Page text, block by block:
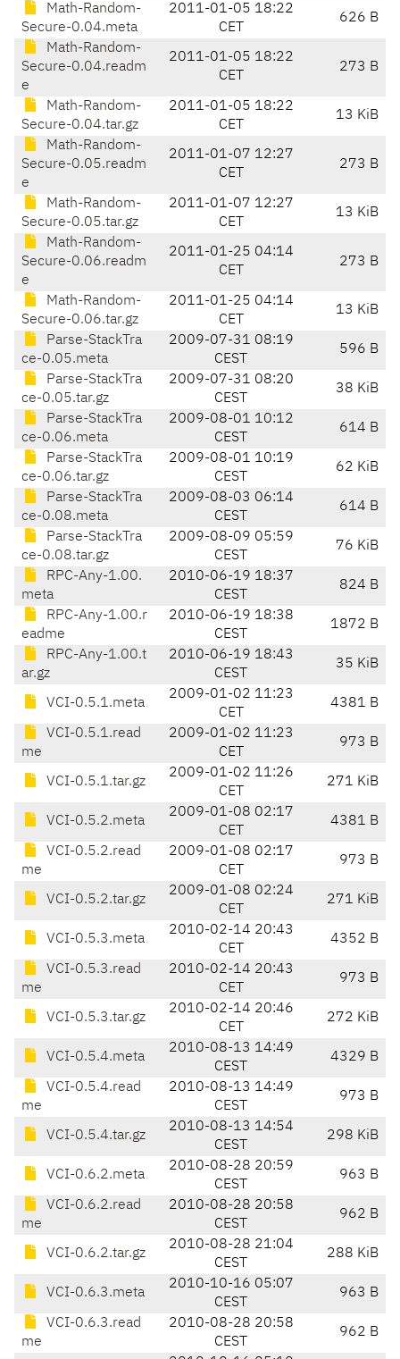
Math-Random-
Secure-0.04.meta
2011-01-05 18:22
CET
626 B
Math-Random-
Secure-0.04.readm
e
2011-01-05 18:22
CET
273 B
Math-Random-
Secure-0.04.tar.gz
2011-01-05 18:22
CET
13 KiB
Math-Random-
Secure-0.05.readm
e
2011-01-07 12:27
CET
273 B
Math-Random-
Secure-0.05.tar.gz
2011-01-07 12:27
CET
13 KiB
Math-Random-
Secure-0.06.readm
e
2011-01-25 04:14
CET
273 B
Math-Random-
Secure-0.06.tar.gz
2011-01-25 04:14
CET
13 KiB
Parse-StackTra
ce-0.05.meta
2009-07-31 08:19
CEST
596 B
Parse-StackTra
ce-0.05.tar.gz
2009-07-31 08:20
CEST
38 KiB
Parse-StackTra
ce-0.06.meta
2009-08-01 10:12
CEST
614 B
Parse-StackTra
ce-0.06.tar.gz
2009-08-01 10:19
CEST
62 KiB
Parse-StackTra
ce-0.08.meta
2009-08-03 06:14
CEST
614 B
Parse-StackTra
ce-0.08.tar.gz
2009-08-09 05:59
CEST
76 KiB
RPC-Any-1.00.
meta
2010-06-19 18:37
CEST
824 B
RPC-Any-1.00.r
eadme
2010-06-19 18:38
CEST
1872 B
RPC-Any-1.00.t
ar.gz
2010-06-19 18:43
CEST
35 KiB
VCI-0.5.1.meta
2009-01-02 11:23
CET
4381 B
VCI-0.5.1.read
me
2009-01-02 11:23
CET
973 B
VCI-0.5.1.tar.gz
2009-01-02 11:26
CET
271 KiB
VCI-0.5.2.meta
2009-01-08 02:17
CET
4381 B
VCI-0.5.2.read
me
2009-01-08 02:17
CET
973 B
VCI-0.5.2.tar.gz
2009-01-08 02:24
CET
271 KiB
VCI-0.5.3.meta
2010-02-14 20:43
CET
4352 B
VCI-0.5.3.read
me
2010-02-14 20:43
CET
973 B
VCI-0.5.3.tar.gz
2010-02-14 20:46
CET
272 KiB
VCI-0.5.4.meta
2010-08-13 14:49
CEST
4329 B
VCI-0.5.4.read
me
2010-08-13 14:49
CEST
973 B
VCI-0.5.4.tar.gz
2010-08-13 14:54
CEST
298 KiB
VCI-0.6.2.meta
2010-08-28 20:59
CEST
963 B
VCI-0.6.2.read
me
2010-08-28 20:58
CEST
962 B
VCI-0.6.2.tar.gz
2010-08-28 21:04
CEST
288 KiB
VCI-0.6.3.meta
2010-10-16 05:07
CEST
963 B
VCI-0.6.3.read
me
2010-08-28 20:58
CEST
962 B